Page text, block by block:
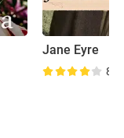
Jane Eyre
8.5